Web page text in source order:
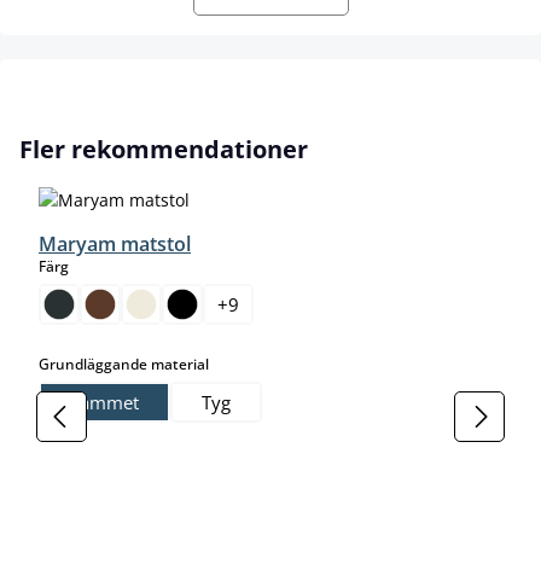
Hoppa över produktgalleri
Fler rekommendationer
Maryam matstol
Färgselect
+9
Grundläggande materialselect
Sammet Tyg